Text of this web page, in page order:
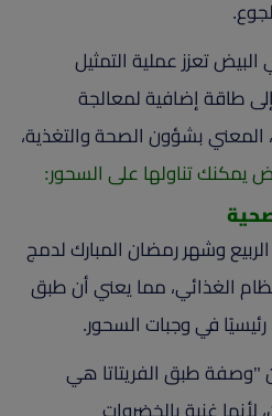
تعزز عملية التمثيل
طاقة إضافية لمعالجة
المعني بشؤون الصحة والتغذية،
وشهر رمضان المبارك لدمج
الغذائي، مما يعني أن طبق
في وجبات السحور.
"وصفة طبق الفريتاتا هي
لأنها غنية بالخضروات